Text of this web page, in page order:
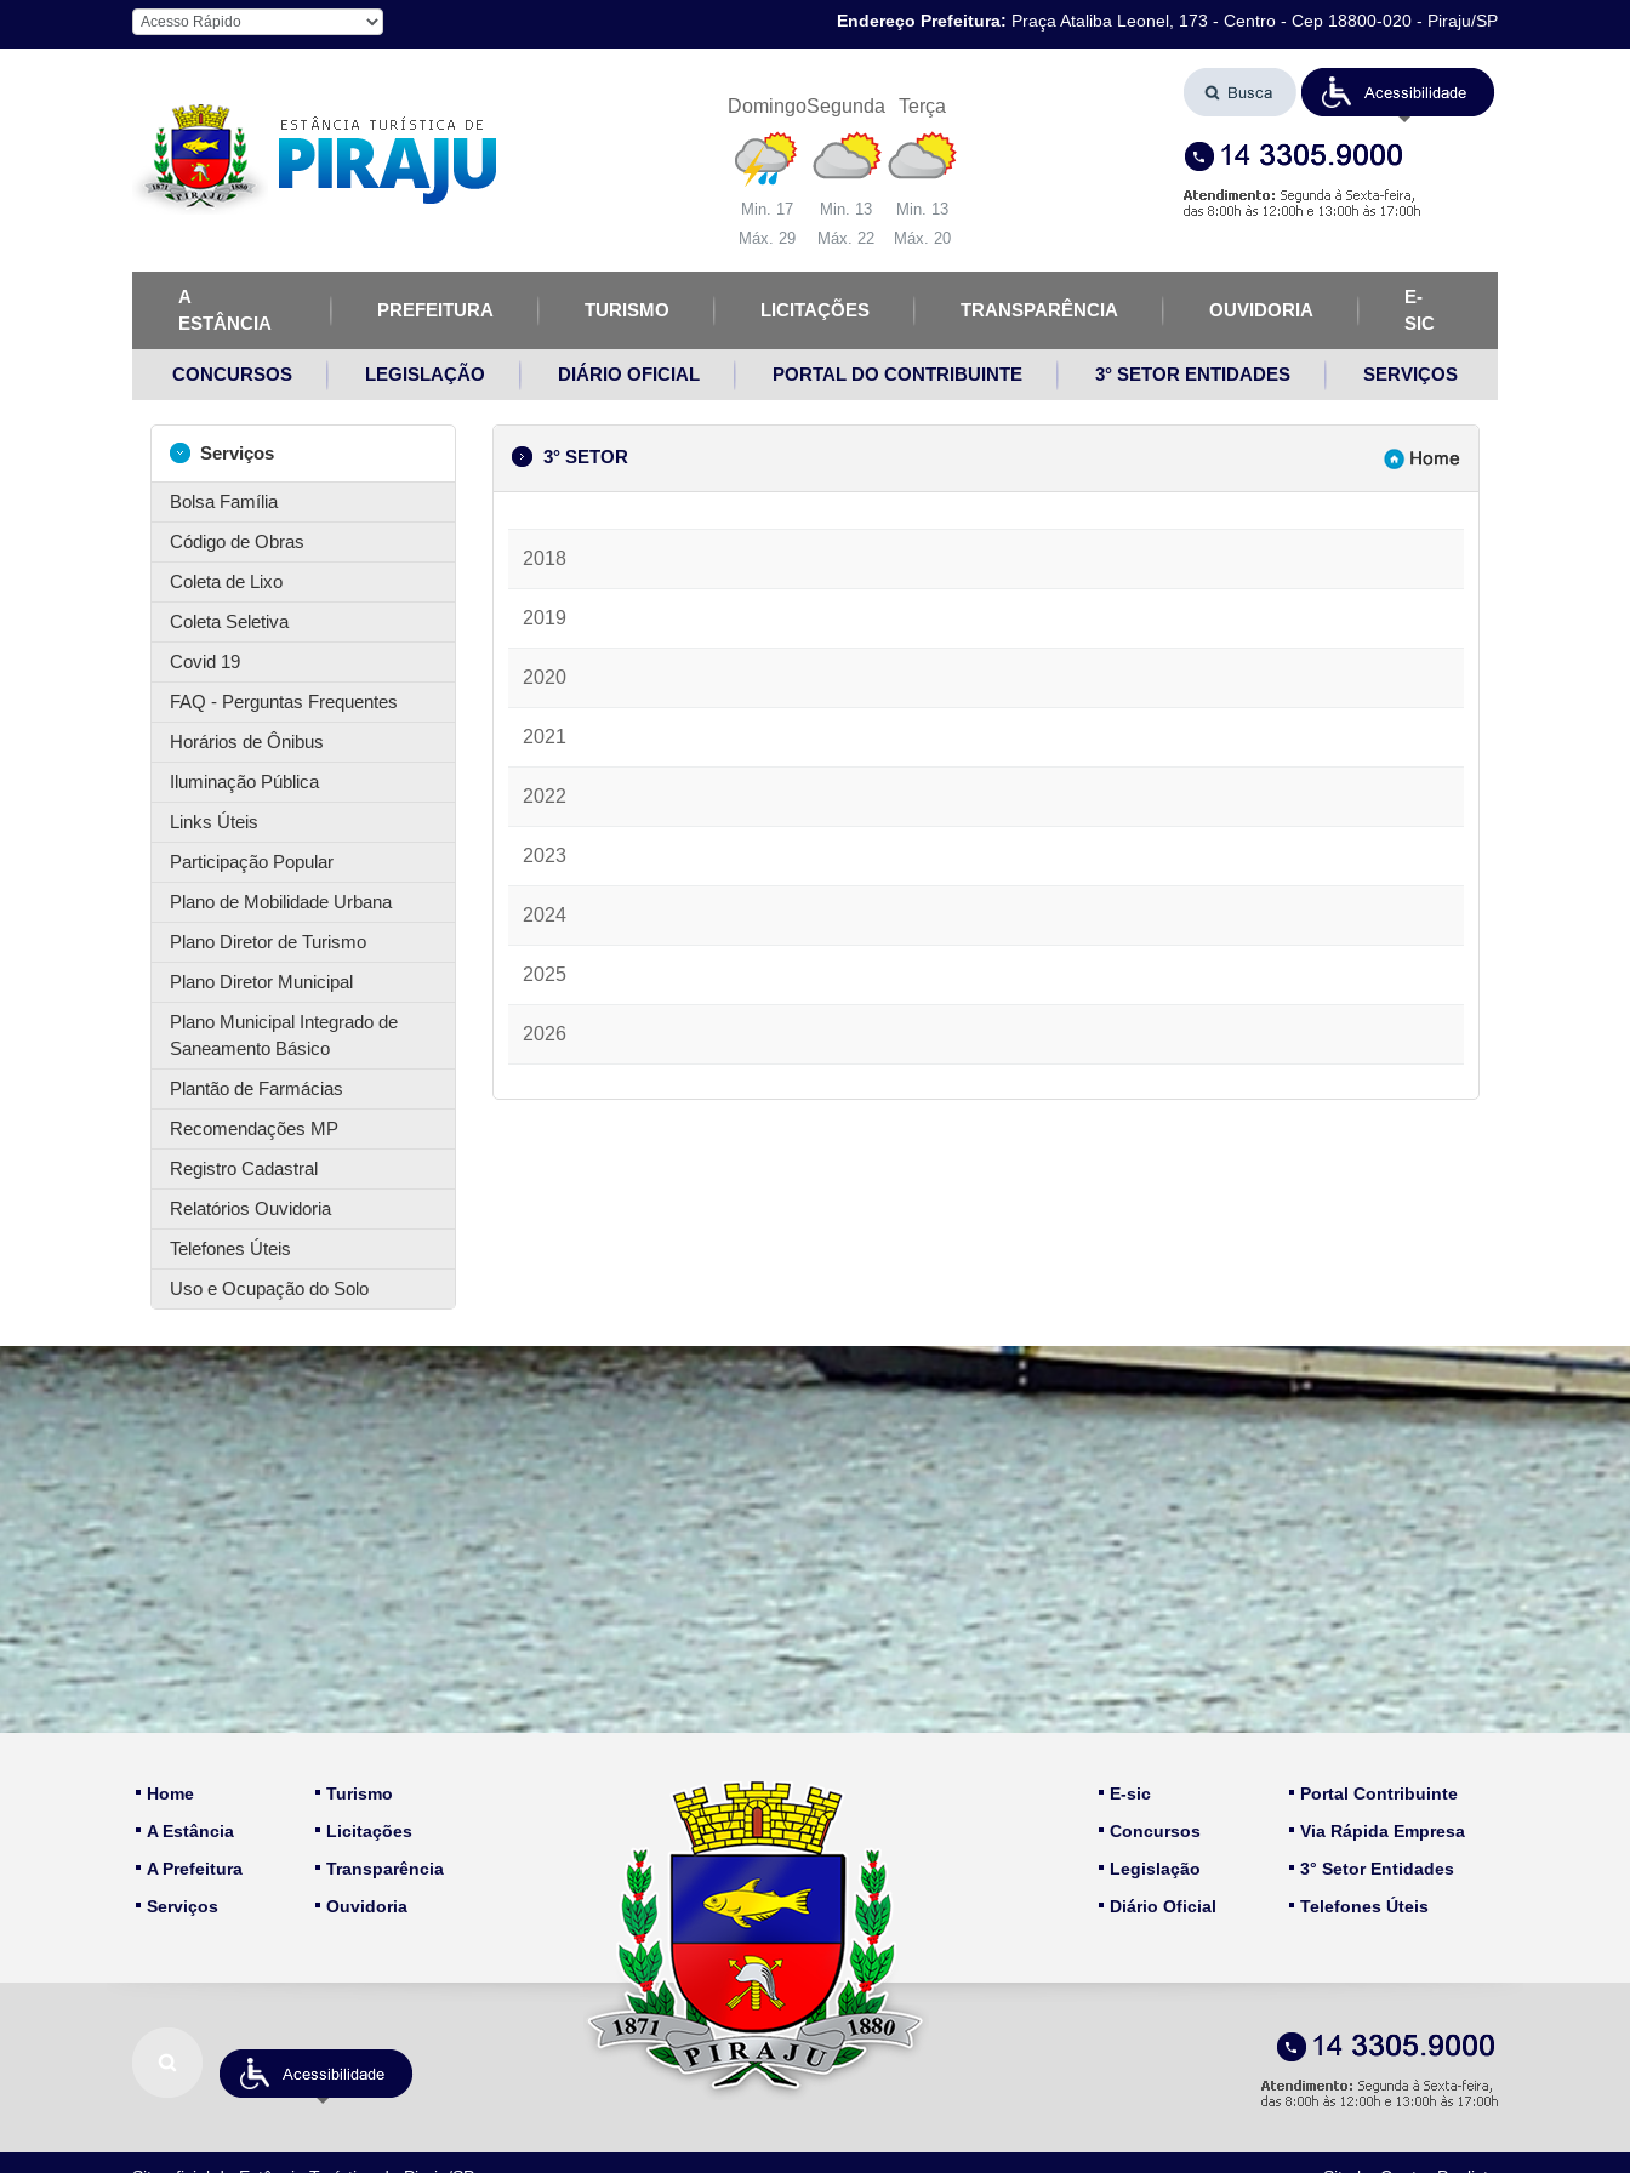
Endereço Prefeitura: Praça Ataliba Leonel, 173 - Centro - Cep 18800-020 - Piraju/SP
Domingo
Min. 17
Máx. 29
Segunda
Min. 13
Máx. 22
Terça
Min. 13
Máx. 20
A
ESTÂNCIA
PREFEITURA TURISMO LICITAÇÕES TRANSPARÊNCIA OUVIDORIA
E-
SIC
CONCURSOS LEGISLAÇÃO DIÁRIO OFICIAL PORTAL DO CONTRIBUINTE 3° SETOR ENTIDADES SERVIÇOS
Serviços
Bolsa Família
Código de Obras
Coleta de Lixo
Coleta Seletiva
Covid 19
FAQ - Perguntas Frequentes
Horários de Ônibus
Iluminação Pública
Links Úteis
Participação Popular
Plano de Mobilidade Urbana
Plano Diretor de Turismo
Plano Diretor Municipal
Plano Municipal Integrado de
Saneamento Básico
Plantão de Farmácias
Recomendações MP
Registro Cadastral
Relatórios Ouvidoria
Telefones Úteis
Uso e Ocupação do Solo
3° SETOR
2018
2019
2020
2021
2022
2023
2024
2025
2026
Home
A Estância
A Prefeitura
Serviços
Turismo
Licitações
Transparência
Ouvidoria
E-sic
Concursos
Legislação
Diário Oficial
Portal Contribuinte
Via Rápida Empresa
3° Setor Entidades
Telefones Úteis